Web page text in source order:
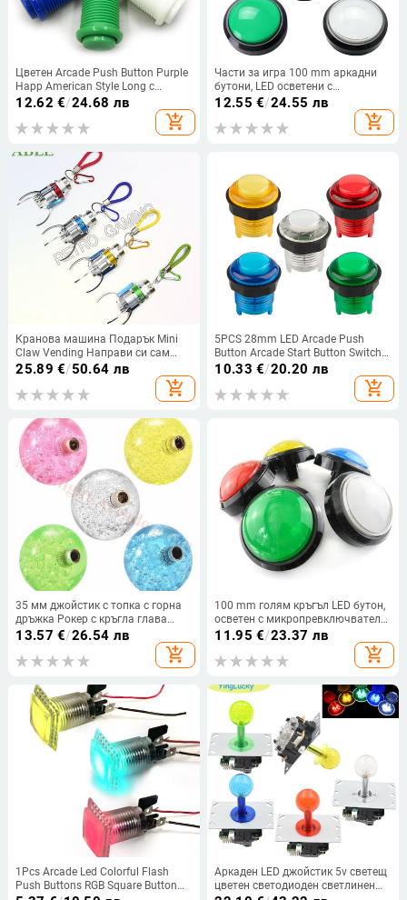
Цветен Arcade Push Button Purple
Happ American Style Long с
превключвател за Multi Arcade
12.62 €/24.68 лв
add_shopping_cart
Части за игра 100 mm аркадни
бутони, LED осветени с
микропревключвател
12.55 €/24.55 лв
add_shopping_cart
Кранова машина Подарък Mini
Claw Vending Направи си сам
играчка Игра за награда за игра
на машина за кукли с монети
25.89 €/50.64 лв
add_shopping_cart
5PCS 28mm LED Arcade Push
Button Arcade Start Button Switch
5V/12V Осветен бутон Arcade
10.33 €/20.20 лв
add_shopping_cart
35 мм джойстик с топка с горна
дръжка Рокер с кръгла глава
Аркадна игра Направи си сам
розови жълти сини зелени бели 5
13.57 €/26.54 лв
add_shopping_cart
100 mm голям кръгъл LED бутон,
осветен с микропревключвател
за DIY Arcade 12V Голям куполен
превключвател за осветление
11.95 €/23.37 лв
add_shopping_cart
1Pcs Arcade Led Colorful Flash
Push Buttons RGB Square Button
Аркаден LED джойстик 5v светещ
цветен светодиоден светлинен